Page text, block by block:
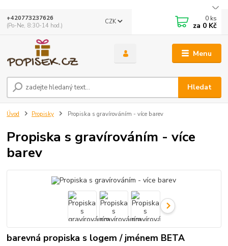
Menu
CZK
Hledat
+420773237626
(Po-Ne, 8:30-14 hod.)
0 ks
za 0 Kč
Úvod Propisky Propiska s gravírováním - více barev
Propiska s gravírováním - více
barev
barevná propiska s logem / jménem BETA